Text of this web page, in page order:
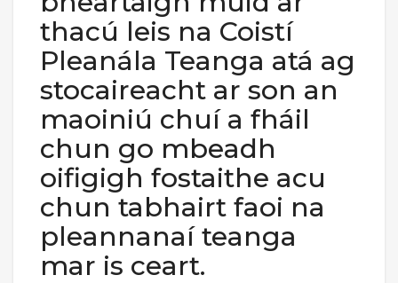
thacú leis na Coistí
Pleanála Teanga atá ag
stocaireacht ar son an
maoiniú chuí a fháil
chun go mbeadh
oifigigh fostaithe acu
chun tabhairt faoi na
pleannanaí teanga
mar is ceart.